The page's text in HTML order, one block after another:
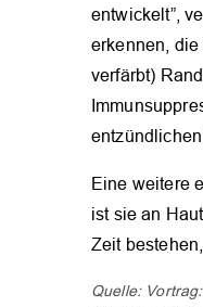
entwickelt”,
erkennen,
verfärbt)
Eine weitere
ist sie an
Zeit
Quelle: